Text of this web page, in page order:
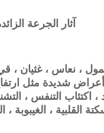
آثار الجرعة
، نعاس ، غثيان ،
شديدة مثل
اكتئاب التنفس ،
القلبية ، الغيبوبة